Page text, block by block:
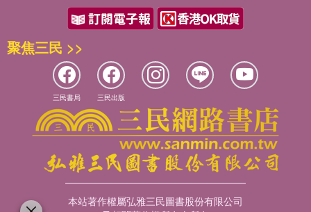
聚焦三民 >>
三民書局 三民出版
本站著作權屬弘雅三民圖書股份有限公司